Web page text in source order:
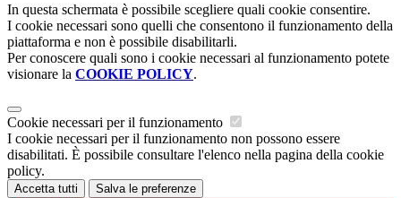
In questa schermata è possibile scegliere quali cookie consentire.
I cookie necessari sono quelli che consentono il funzionamento della
piattaforma e non è possibile disabilitarli.
Per conoscere quali sono i cookie necessari al funzionamento potete
visionare la COOKIE POLICY.
Cookie necessari per il funzionamento
I cookie necessari per il funzionamento non possono essere
disabilitati. È possibile consultare l'elenco nella pagina della cookie
policy.
Accetta tutti Salva le preferenze